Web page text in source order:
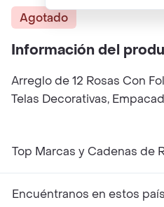
Agotado
Información del
Arreglo de 12 Rosas Con
Telas Decorativas,
Top Marcas y Cadenas de
Encuéntranos en estos